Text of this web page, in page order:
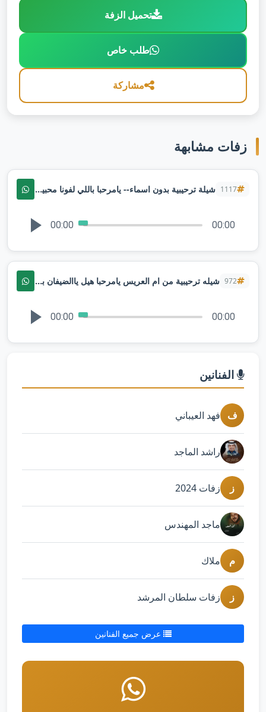
تحميل الزفة
طلب خاص
مشاركة
زفات مشابهة
1117 شيلة ترحيبية بدون اسماء-- يامرحبا باللي لفونا محبين _ شيلات حماسية 2026 ترحيبيه بالضيوف
00:00 00:00
972 شيله ترحيبية من ام العريس يامرحبا هيل ياالضيفان بدون اسماء
00:00 00:00
الفنانين
ف فهد العيباني
راشد الماجد
ز زفات 2024
ماجد المهندس
م ملاك
ز زفات سلطان المرشد
عرض جميع الفنانين